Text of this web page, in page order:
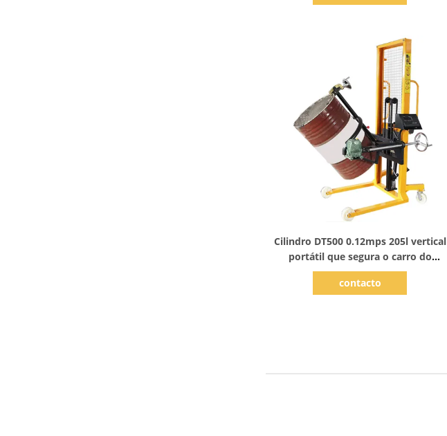
Cilindro DT500 0.12mps 205l vertical
portátil que segura o carro do
elevador
contacto